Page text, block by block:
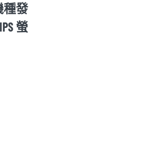
年款將在 8/11 公
揭曉新款 X30 Pro 旗